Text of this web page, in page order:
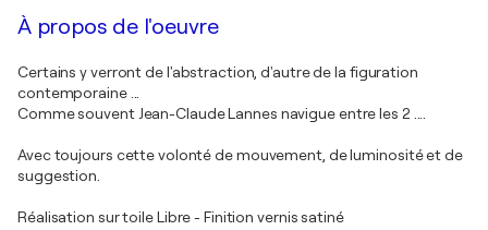
À propos de l'oeuvre
Certains y verront de l'abstraction, d'autre de la figuration
contemporaine ...
Comme souvent Jean-Claude Lannes navigue entre les 2 ....
Avec toujours cette volonté de mouvement, de luminosité et de
suggestion.
Réalisation sur toile Libre - Finition vernis satiné